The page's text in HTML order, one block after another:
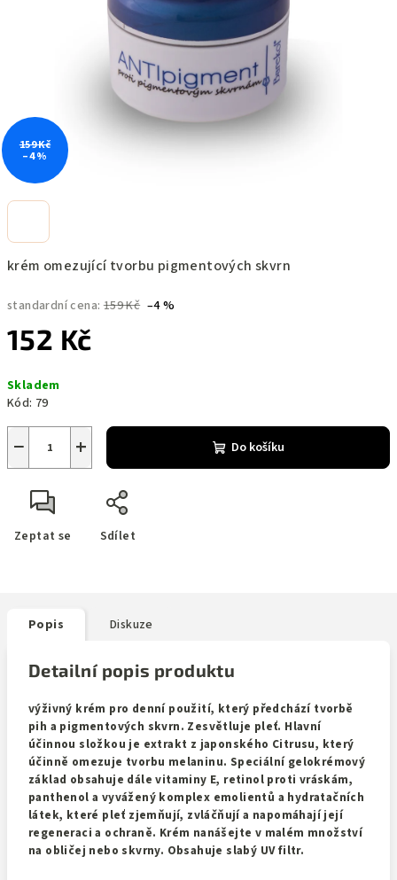
krém omezující tvorbu pigmentových skvrn
standardní cena: 159 Kč –4 %
152 Kč
cena:
Skladem
Kód: 79
+
− Do košíku
Zeptat se Sdílet
159 Kč
–4 %
Popis Diskuze
Detailní popis produktu
výživný krém pro denní použití, který předchází tvorbě
pih a pigmentových skvrn. Zesvětluje pleť. Hlavní
účinnou složkou je extrakt z japonského Citrusu, který
účinně omezuje tvorbu melaninu. Speciální gelokrémový
základ obsahuje dále vitaminy E, retinol proti vráskám,
panthenol a vyvážený komplex emolientů a hydratačních
látek, které pleť zjemňují, zvláčňují a napomáhají její
regeneraci a ochraně. Krém nanášejte v malém množství
na obličej nebo skvrny. Obsahuje slabý UV filtr.